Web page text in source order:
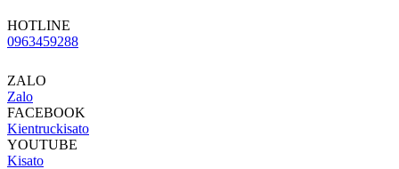
HOTLINE
0963459288
ZALO
Zalo
FACEBOOK
Kientruckisato
YOUTUBE
Kisato